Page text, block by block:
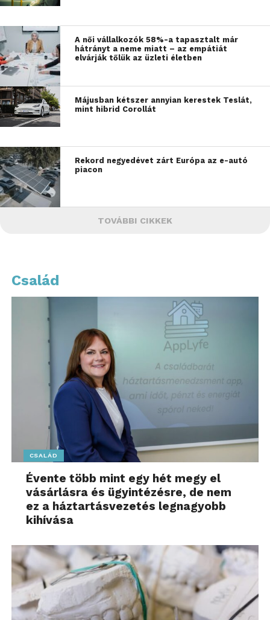
A női vállalkozók 58%-a tapasztalt már
hátrányt a neme miatt – az empátiát
elvárják tőlük az üzleti életben
Májusban kétszer annyian kerestek Teslát,
mint hibrid Corollát
Rekord negyedévet zárt Európa az e-autó
piacon
TOVÁBBI CIKKEK
Család
CSALÁD
Évente több mint egy hét megy el
vásárlásra és ügyintézésre, de nem
ez a háztartásvezetés legnagyobb
kihívása